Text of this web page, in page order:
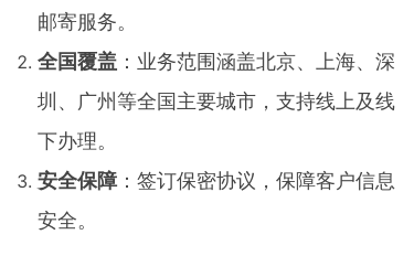
邮寄服务。
全国覆盖 ‌：业务范围涵盖北京、上海、深
圳、广州等全国主要城市，支持线上及线
下办理。
安全保障‌：签订保密协议，保障客户信息
安全。